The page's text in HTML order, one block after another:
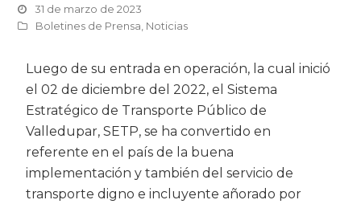
31 de marzo de 2023
Boletines de Prensa, Noticias
Luego de su entrada en operación, la cual inició
el 02 de diciembre del 2022, el Sistema
Estratégico de Transporte Público de
Valledupar, SETP, se ha convertido en
referente en el país de la buena
implementación y también del servicio de
transporte digno e incluyente añorado por